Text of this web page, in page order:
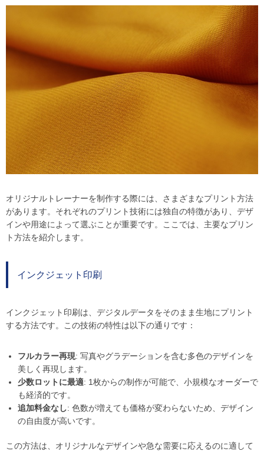
オリジナルトレーナーを制作する際には、さまざまなプリント方法
があります。それぞれのプリント技術には独自の特徴があり、デザ
インや用途によって選ぶことが重要です。ここでは、主要なプリン
ト方法を紹介します。
インクジェット印刷
インクジェット印刷は、デジタルデータをそのまま生地にプリント
する方法です。この技術の特性は以下の通りです：
フルカラー再現: 写真やグラデーションを含む多色のデザインを
美しく再現します。
少数ロットに最適: 1枚からの制作が可能で、小規模なオーダーで
も経済的です。
追加料金なし: 色数が増えても価格が変わらないため、デザイン
の自由度が高いです。
この方法は、オリジナルなデザインや急な需要に応えるのに適して